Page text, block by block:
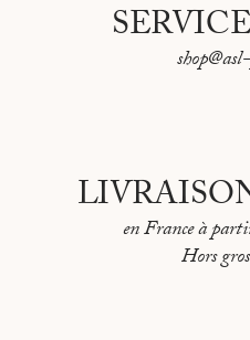
en France à
Hors